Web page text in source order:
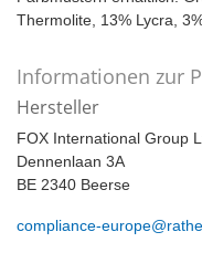
Thermolite, 13% Lycra,
Informationen zur
Hersteller
FOX International Group
Dennenlaan 3A
BE 2340 Beerse
compliance-